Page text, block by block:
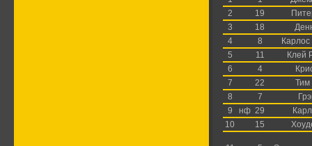
2
19
3
18
4
8
5
11
Клей
6
4
7
22
Тим
8
7
9
нф 29
10
15